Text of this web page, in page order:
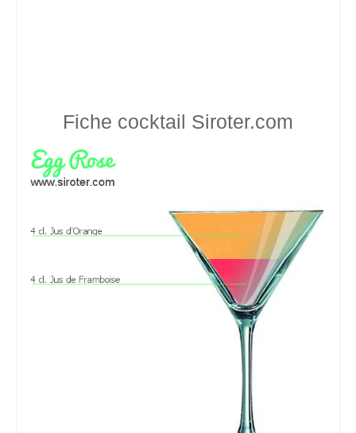
Fiche cocktail Siroter.com